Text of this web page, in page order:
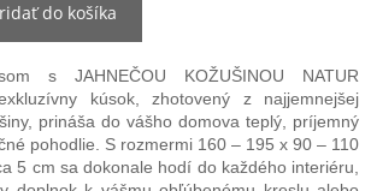
do košíka
s JAHNEČOU KOŽUŠINOU NATUR
kúsok, zhotovený z najjemnejšej
prináša do vášho domova teplý, príjemný
pohodlie. S rozmermi 160 – 195 x 90 – 110
5 cm sa dokonale hodí do každého interiéru,